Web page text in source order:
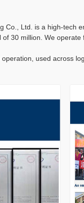
Co., Ltd. is a high-tech
30 million. We
used across